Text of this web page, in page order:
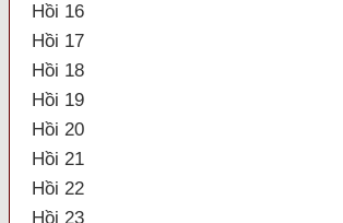
Hồi 16
Hồi 17
Hồi 18
Hồi 19
Hồi 20
Hồi 21
Hồi 22
Hồi 23